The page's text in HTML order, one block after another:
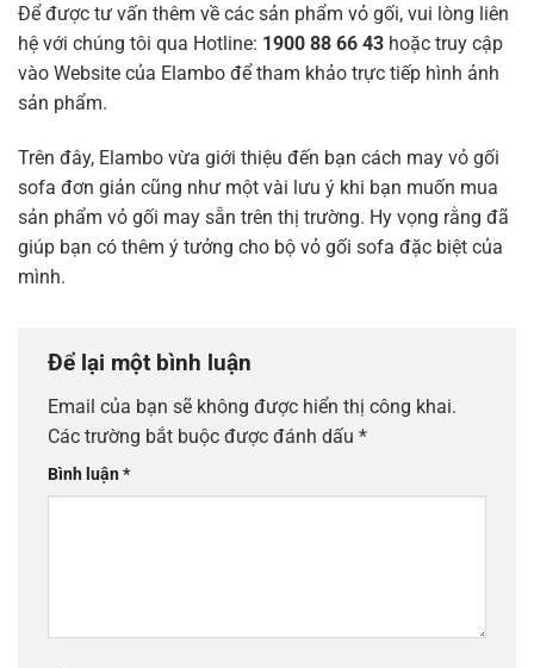
Để được tư vấn thêm về các sản phẩm vỏ gối, vui lòng liên
hệ với chúng tôi qua Hotline: 1900 88 66 43 hoặc truy cập
vào Website của Elambo để tham khảo trực tiếp hình ảnh
sản phẩm.
Trên đây, Elambo vừa giới thiệu đến bạn cách may vỏ gối
sofa đơn giản cũng như một vài lưu ý khi bạn muốn mua
sản phẩm vỏ gối may sẵn trên thị trường. Hy vọng rằng đã
giúp bạn có thêm ý tưởng cho bộ vỏ gối sofa đặc biệt của
mình.
Để lại một bình luận
Email của bạn sẽ không được hiển thị công khai.
Các trường bắt buộc được đánh dấu *
Bình luận*